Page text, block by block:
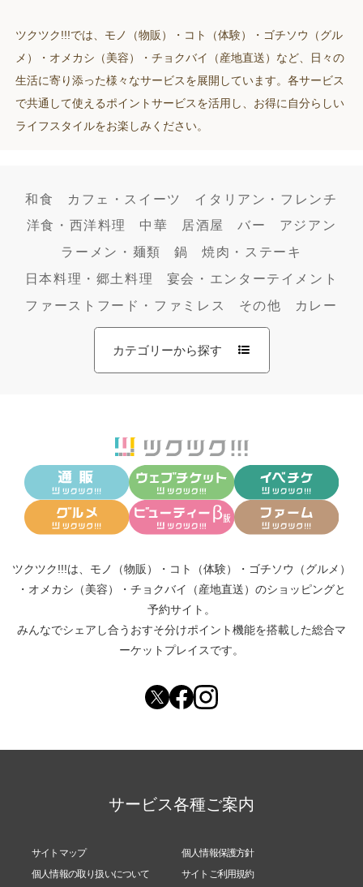
ツクツク!!!では、モノ（物販）・コト（体験）・ゴチソウ（グル
メ）・オメカシ（美容）・チョクバイ（産地直送）など、日々の
生活に寄り添った様々なサービスを展開しています。各サービス
で共通して使えるポイントサービスを活用し、お得に自分らしい
ライフスタイルをお楽しみください。
和食 カフェ・スイーツ
イタリアン・フレンチ
洋食・西洋料理
中華 居酒屋 バー
アジアン
ラーメン・麺類
鍋
焼肉・ステーキ
日本料理・郷土料理
宴会・エンターテイメント
ファーストフード・ファミレス
その他 カレー
カテゴリーから探す
ツクツク!!!は、 モノ（物販） ・ コト（体験） ・ ゴチソウ（グルメ）
・ オメカシ（美容） ・ チョクバイ（産地直送） のショッピングと
予約サイト。
みんなでシェアし合う おすそ分けポイント機能を搭載した総合マ
ーケットプレイスです。
サービス各種ご案内
サイトマップ
個人情報保護方針
個人情報の取り扱いについて
サイトご利用規約